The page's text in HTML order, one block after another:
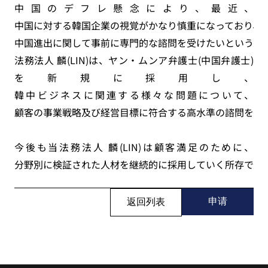
中国のデフレ懸念により、最近、
中国に対する韓国企業の視覚がかなり慎重になっており、
中国進出に関して事前に専門的な諮問を受けたいというニ
法務法人 麟(LIN)は、ヤン・ムンア弁護士(中国弁護士)
を新規に採用し、
韓中ビジネスに関連する様々な問題について、
顧客の事業戦略及び経営目標に符合する高水準の諮問を提
今後も当法務法人 麟(LIN)は顧客満足のために、
分野別に検証された人材を継続的に採用していく所存です
返回列表 申请